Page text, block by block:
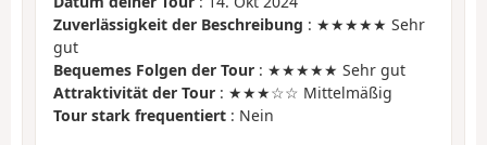
Zuverlässigkeit der Beschreibung : ★★★★★ Sehr
gut
Bequemes Folgen der Tour : ★★★★★ Sehr gut
Attraktivität der Tour : ★★★☆☆ Mittelmäßig
Tour stark frequentiert : Nein